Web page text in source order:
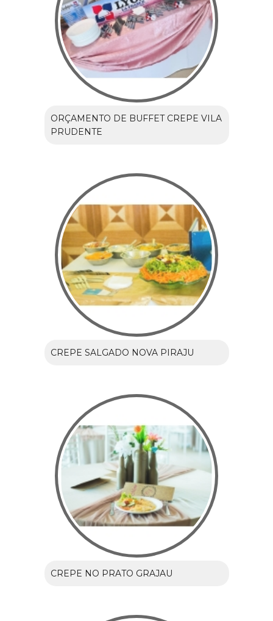
ORÇAMENTO DE BUFFET CREPE VILA
PRUDENTE
CREPE SALGADO NOVA PIRAJU
CREPE NO PRATO GRAJAU